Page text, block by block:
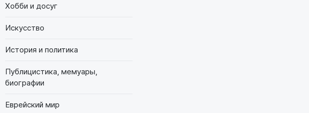
Хобби и досуг
Искусство
История и политика
Публицистика, мемуары,
биографии
Еврейский мир